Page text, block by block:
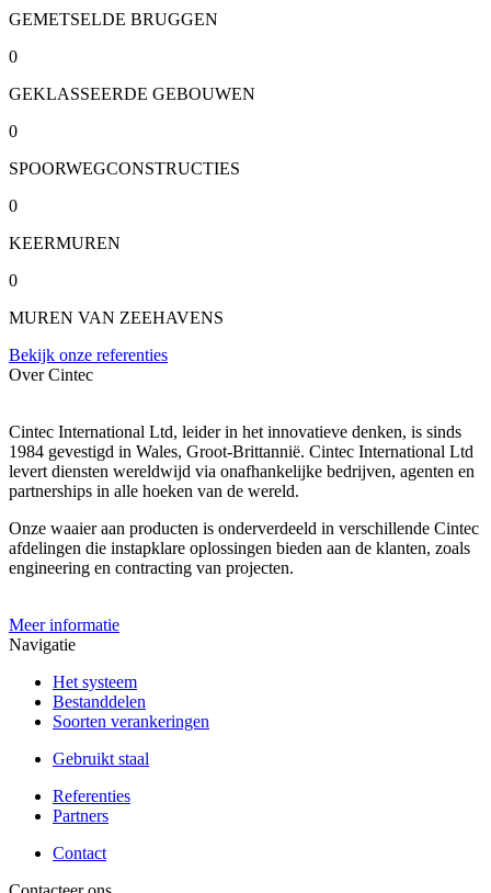
GEMETSELDE BRUGGEN
0
GEKLASSEERDE GEBOUWEN
0
SPOORWEGCONSTRUCTIES
0
KEERMUREN
0
MUREN VAN ZEEHAVENS
Bekijk onze referenties
Over Cintec
Cintec International Ltd, leider in het innovatieve denken, is sinds
1984 gevestigd in Wales, Groot-Brittannië. Cintec International Ltd
levert diensten wereldwijd via onafhankelijke bedrijven, agenten en
partnerships in alle hoeken van de wereld.
Onze waaier aan producten is onderverdeeld in verschillende Cintec
afdelingen die instapklare oplossingen bieden aan de klanten, zoals
engineering en contracting van projecten.
Meer informatie
Navigatie
Het systeem
Bestanddelen
Soorten verankeringen
Gebruikt staal
Referenties
Partners
Contact